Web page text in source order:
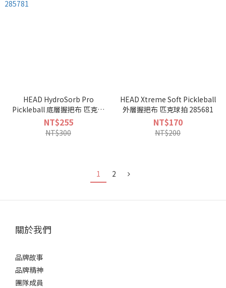
HEAD HydroSorb Pro
Pickleball 底層握把布 匹克球
拍 285781
NT$255
NT$300
HEAD Xtreme Soft Pickleball
外層握把布 匹克球拍 285681
NT$170
NT$200
1 2
關於我們
品牌故事
品牌精神
團隊成員